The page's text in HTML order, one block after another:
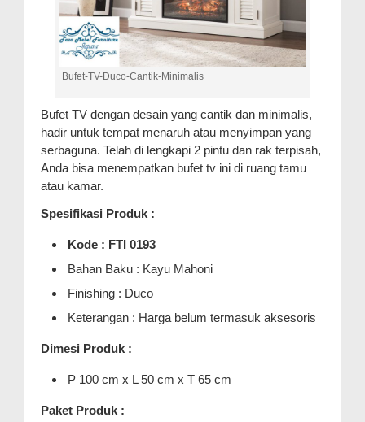
Bufet-TV-Duco-Cantik-Minimalis
Bufet TV dengan desain yang cantik dan minimalis,
hadir untuk tempat menaruh atau menyimpan yang
serbaguna. Telah di lengkapi 2 pintu dan rak terpisah,
Anda bisa menempatkan bufet tv ini di ruang tamu
atau kamar.
Spesifikasi Produk :
Kode : FTI 0193
Bahan Baku : Kayu Mahoni
Finishing : Duco
Keterangan : Harga belum termasuk aksesoris
Dimesi Produk :
P 100 cm x L 50 cm x T 65 cm
Paket Produk :